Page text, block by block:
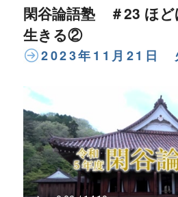
閑谷論語塾 ＃23 ほど
生きる②
2023年11月21日